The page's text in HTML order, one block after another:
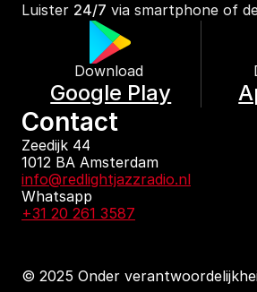
Luister 24/7 via smartphone of
Download
Google Play
Contact
Zeedijk 44
1012 BA Amsterdam
info@redlightjazzradio.nl
Whatsapp
+31 20 261 3587
© 2025 Onder